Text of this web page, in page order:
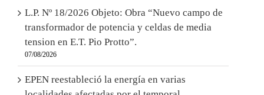
L.P. Nº 18/2026 Objeto: Obra “Nuevo campo de
transformador de potencia y celdas de media
tension en E.T. Pio Protto”.
07/08/2026
EPEN reestableció la energía en varias